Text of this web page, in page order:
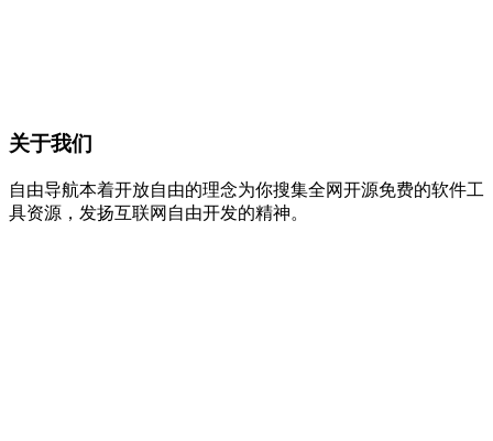
关于我们
自由导航本着开放自由的理念为你搜集全网开源免费的软件工
具资源，发扬互联网自由开发的精神。